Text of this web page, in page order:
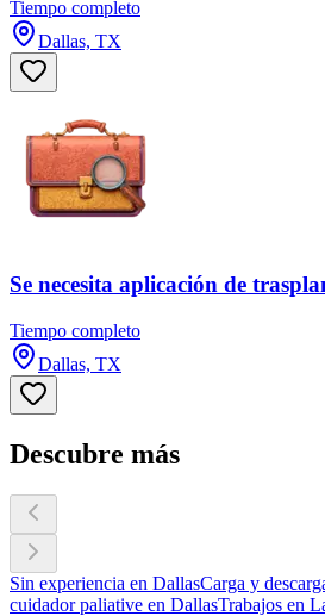
Tiempo completo
Dallas, TX
Se necesita aplicación de
Tiempo completo
Dallas, TX
Descubre más
Sin experiencia en DallasCarga y
cuidador paliative en DallasTrabajos en